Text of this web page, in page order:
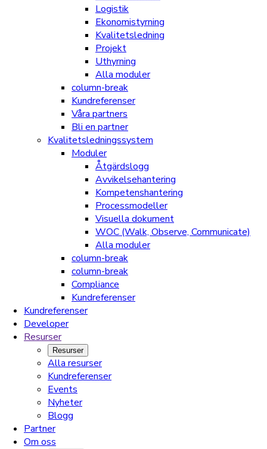
Logistik
Ekonomistyrning
Kvalitetsledning
Projekt
Uthyrning
Alla moduler
column-break
Kundreferenser
Våra partners
Bli en partner
Kvalitetsledningssystem
Moduler
Åtgärdslogg
Avvikelsehantering
Kompetenshantering
Processmodeller
Visuella dokument
WOC (Walk, Observe, Communicate)
Alla moduler
column-break
column-break
Compliance
Kundreferenser
Kundreferenser
Developer
Resurser
Resurser
Alla resurser
Kundreferenser
Events
Nyheter
Blogg
Partner
Om oss